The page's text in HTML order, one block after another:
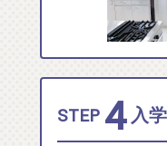
STEP 4 入